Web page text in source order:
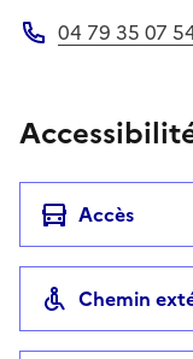
04 79 35 07
Accès
Chemin